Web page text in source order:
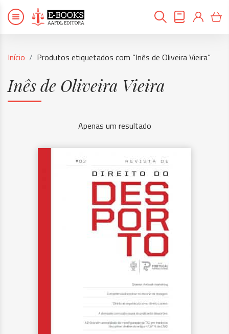
Início Produtos etiquetados com “Inês de Oliveira Vieira”
Inês de Oliveira Vieira
Apenas um resultado